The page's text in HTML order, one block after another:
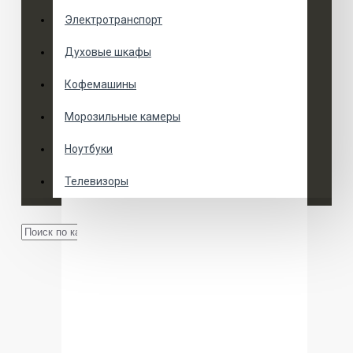
Электротранспорт
Духовые шкафы
Кофемашины
Морозильные камеры
Ноутбуки
Телевизоры